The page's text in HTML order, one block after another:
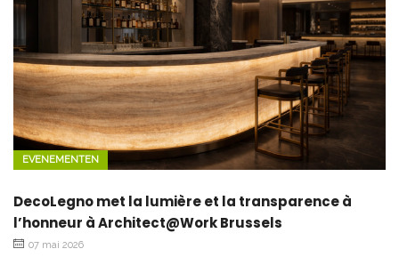
EVENEMENTEN
DecoLegno met la lumière et la transparence à
l’honneur à Architect@Work Brussels
07 mai 2026